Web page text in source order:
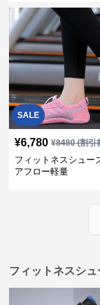
SALE
¥6,780 ¥8480(割引
フィットネスシュー
アフロー軽量
フィットネスシ